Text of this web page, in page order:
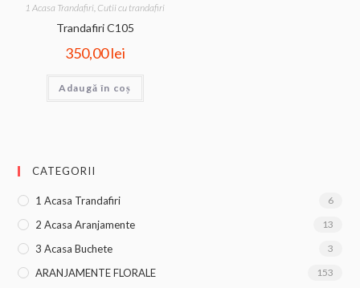
1 Acasa Trandafiri, Cutii cu trandafiri
Trandafiri C105
350,00lei
Adaugă în coș
CATEGORII
1 Acasa Trandafiri 6
2 Acasa Aranjamente 13
3 Acasa Buchete 3
ARANJAMENTE FLORALE 153